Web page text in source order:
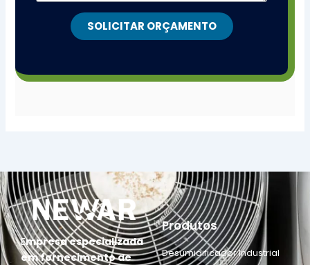
SOLICITAR ORÇAMENTO
Empresa especializada
em fornecimento de
Produtos
Desumidificador Industrial